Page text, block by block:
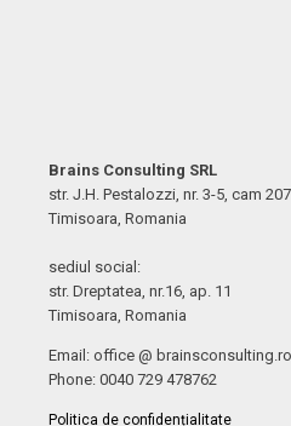
Brains Consulting SRL
str. J.H. Pestalozzi, nr. 3-5, cam 207
Timisoara, Romania
sediul social:
str. Dreptatea, nr.16, ap. 11
Timisoara, Romania
Email: office @ brainsconsulting.ro
Phone: 0040 729 478762
Politica de confidențialitate